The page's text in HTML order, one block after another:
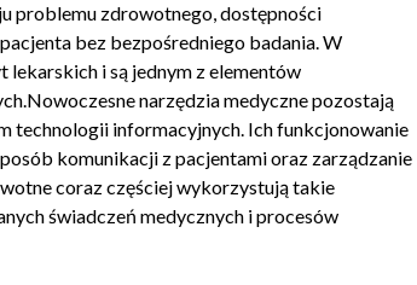
problemu zdrowotnego, dostępności
bez bezpośredniego badania. W
lekarskich i są jednym z elementów
narzędzia medyczne pozostają
technologii informacyjnych. Ich funkcjonowanie
komunikacji z pacjentami oraz zarządzanie
coraz częściej wykorzystują takie
świadczeń medycznych i procesów